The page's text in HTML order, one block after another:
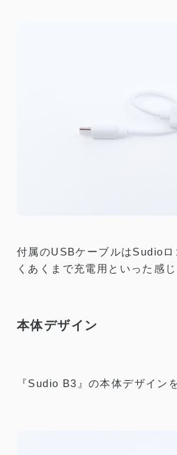
付属のUSBケーブルはSudio
くあくまで充電用といった感じ
本体デザイン
『Sudio B3』の本体デザイン